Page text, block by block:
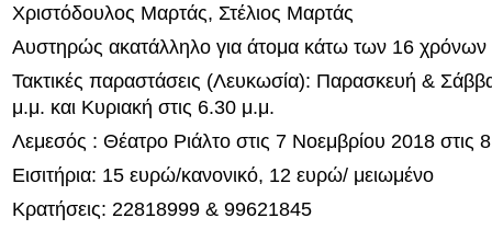
Χριστόδουλος Μαρτάς, Στέλιος Μαρτάς
Αυστηρώς ακατάλληλο για άτομα κάτω των 16 χρόνων
Τακτικές παραστάσεις (Λευκωσία): Παρασκευή &
μ.μ. και Κυριακή στις 6.30 μ.μ.
Λεμεσός : Θέατρο Ριάλτο στις 7 Νοεμβρίου 2018 στις
Εισιτήρια: 15 ευρώ/κανονικό, 12 ευρώ/ μειωμένο
Κρατήσεις: 22818999 & 99621845